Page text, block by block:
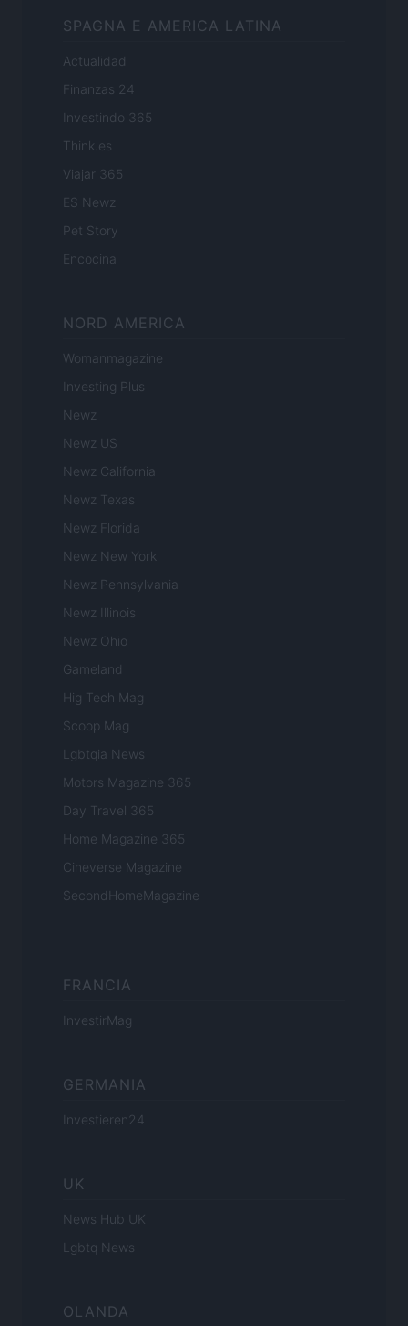
SPAGNA E AMERICA LATINA
Actualidad
Finanzas 24
Investindo 365
Think.es
Viajar 365
ES Newz
Pet Story
Encocina
NORD AMERICA
Womanmagazine
Investing Plus
Newz
Newz US
Newz California
Newz Texas
Newz Florida
Newz New York
Newz Pennsylvania
Newz Illinois
Newz Ohio
Gameland
Hig Tech Mag
Scoop Mag
Lgbtqia News
Motors Magazine 365
Day Travel 365
Home Magazine 365
Cineverse Magazine
SecondHomeMagazine
FRANCIA
InvestirMag
GERMANIA
Investieren24
UK
News Hub UK
Lgbtq News
OLANDA